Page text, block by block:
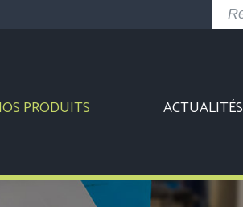
PRODUITS ACTUALITÉS